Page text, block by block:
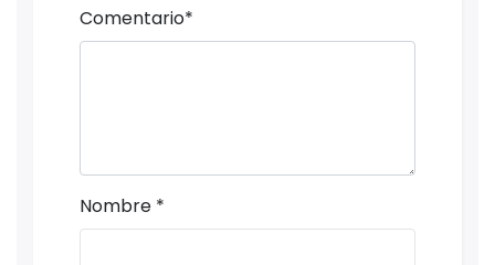
Comentario*
Nombre *